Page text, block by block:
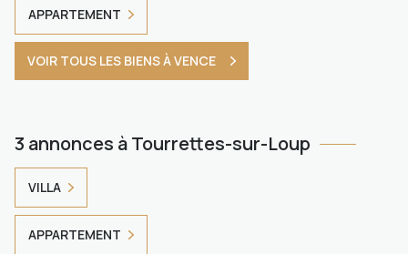
APPARTEMENT
VOIR TOUS LES BIENS À VENCE
3 annonces à Tourrettes-sur-Loup
VILLA
APPARTEMENT